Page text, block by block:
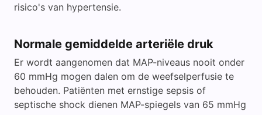
risico's van hypertensie.
Normale gemiddelde arteriële druk
Er wordt aangenomen dat MAP-niveaus nooit onder
60 mmHg mogen dalen om de weefselperfusie te
behouden. Patiënten met ernstige sepsis of
septische shock dienen MAP-spiegels van 65 mmHg